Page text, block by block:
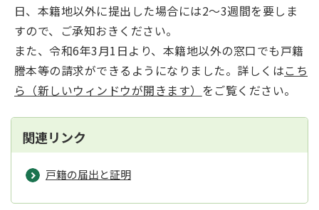
日、本籍地以外に提出した場合には2～3週間を要しま
すので、ご承知おきください。
また、令和6年3月1日より、本籍地以外の窓口でも戸籍
謄本等の請求ができるようになりました。詳しくはこち
ら（新しいウィンドウが開きます） をご覧ください。
関連リンク
戸籍の届出と証明